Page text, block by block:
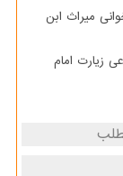
میراث ابن
زیارت امام